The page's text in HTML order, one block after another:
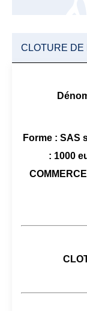
CLOTURE DE
Forme : SAS
: 1000